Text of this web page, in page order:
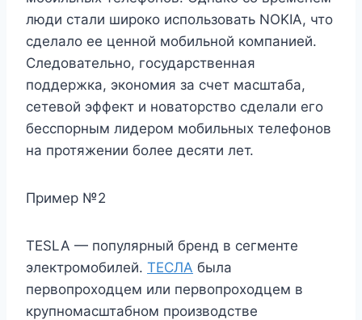
люди стали широко использовать NOKIA, что
сделало ее ценной мобильной компанией.
Следовательно, государственная
поддержка, экономия за счет масштаба,
сетевой эффект и новаторство сделали его
бесспорным лидером мобильных телефонов
на протяжении более десяти лет.
Пример №2
TESLA — популярный бренд в сегменте
электромобилей. ТЕСЛА была
первопроходцем или первопроходцем в
крупномасштабном производстве